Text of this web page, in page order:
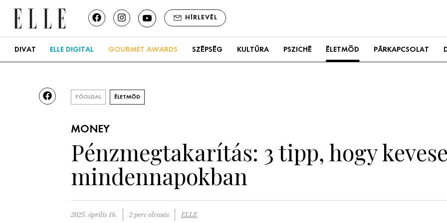
HÍRLEVÉL
DIVAT ELLE DIGITAL GOURMET AWARDS SZÉPSÉG KULTÚRA PSZICHÉ ÉLETMÓD PÁRKAPCSOLAT
FŐOLDAL ÉLETMÓD
MONEY
Pénzmegtakarítás: 3 tipp, hogy
mindennapokban
2025. április 16. 2 perc olvasás ELLE